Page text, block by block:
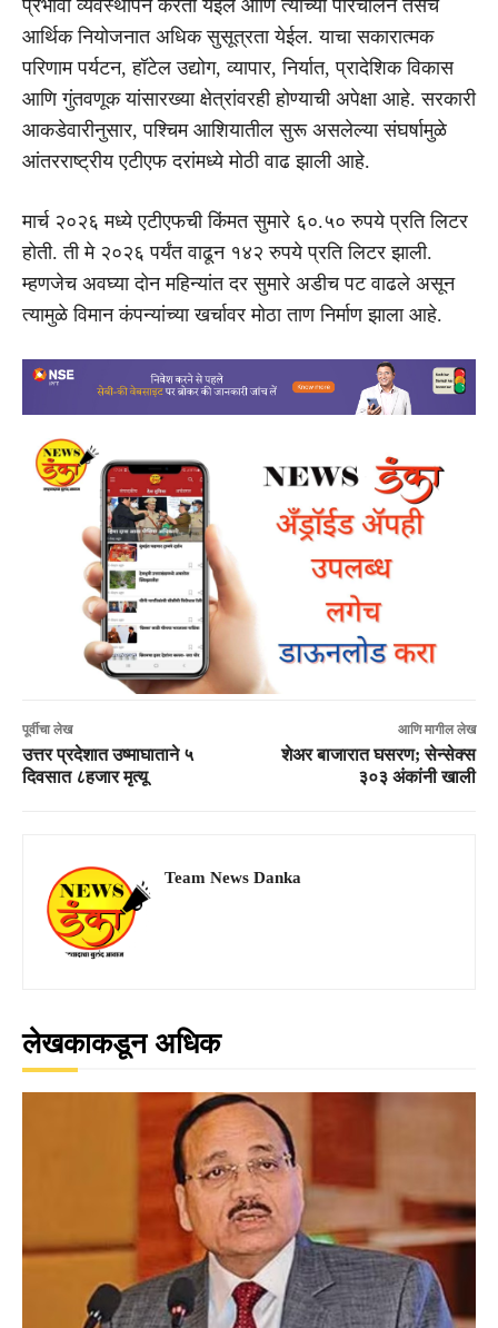
प्रभावी व्यवस्थापन करता येईल आणि त्यांच्या परिचालन तसेच
आर्थिक नियोजनात अधिक सुसूत्रता येईल. याचा सकारात्मक
परिणाम पर्यटन, हॉटेल उद्योग, व्यापार, निर्यात, प्रादेशिक विकास
आणि गुंतवणूक यांसारख्या क्षेत्रांवरही होण्याची अपेक्षा आहे. सरकारी
आकडेवारीनुसार, पश्चिम आशियातील सुरू असलेल्या संघर्षामुळे
आंतरराष्ट्रीय एटीएफ दरांमध्ये मोठी वाढ झाली आहे.
मार्च २०२६ मध्ये एटीएफची किंमत सुमारे ६०.५० रुपये प्रति लिटर
होती. ती मे २०२६ पर्यंत वाढून १४२ रुपये प्रति लिटर झाली.
म्हणजेच अवघ्या दोन महिन्यांत दर सुमारे अडीच पट वाढले असून
त्यामुळे विमान कंपन्यांच्या खर्चावर मोठा ताण निर्माण झाला आहे.
पूर्वीचा लेख
उत्तर प्रदेशात उष्माघाताने ५
दिवसात ८हजार मृत्यू
आणि मागील लेख
शेअर बाजारात घसरण; सेन्सेक्स
३०३ अंकांनी खाली
Team News Danka
लेखकाकडून अधिक